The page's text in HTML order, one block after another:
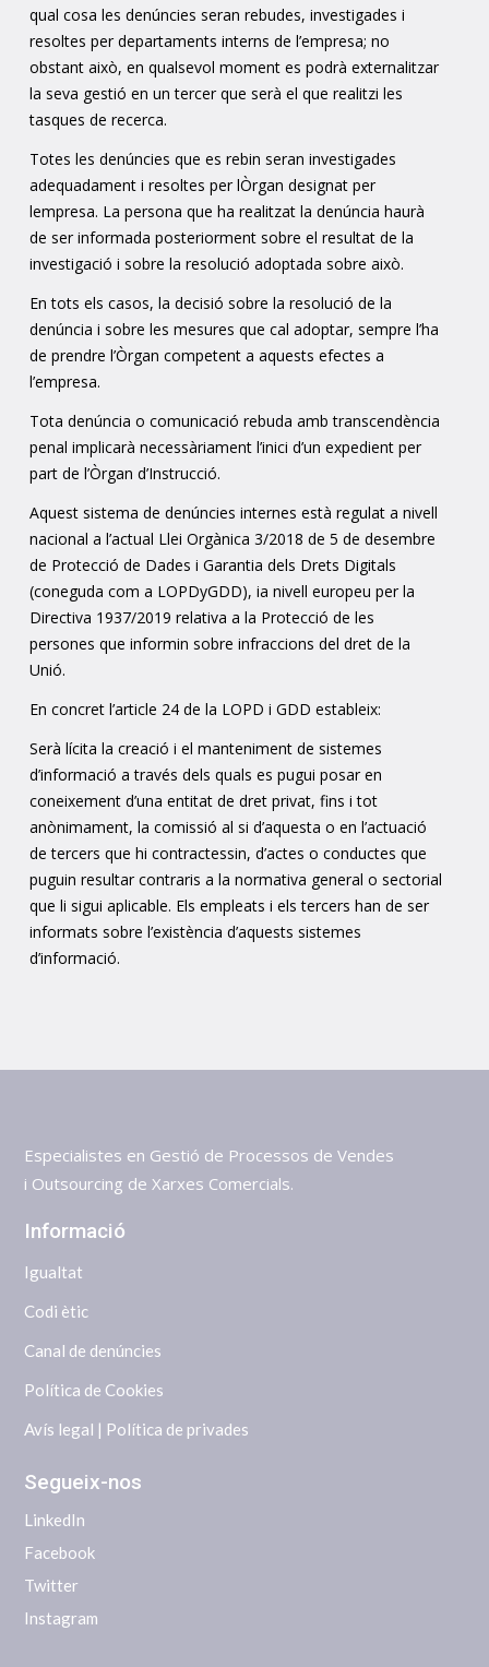
qual cosa les denúncies seran rebudes, investigades i
resoltes per departaments interns de l’empresa; no
obstant això, en qualsevol moment es podrà externalitzar
la seva gestió en un tercer que serà el que realitzi les
tasques de recerca.
Totes les denúncies que es rebin seran investigades
adequadament i resoltes per lÒrgan designat per
lempresa. La persona que ha realitzat la denúncia haurà
de ser informada posteriorment sobre el resultat de la
investigació i sobre la resolució adoptada sobre això.
En tots els casos, la decisió sobre la resolució de la
denúncia i sobre les mesures que cal adoptar, sempre l’ha
de prendre l’Òrgan competent a aquests efectes a
l’empresa.
Tota denúncia o comunicació rebuda amb transcendència
penal implicarà necessàriament l’inici d’un expedient per
part de l’Òrgan d’Instrucció.
Aquest sistema de denúncies internes està regulat a nivell
nacional a l’actual Llei Orgànica 3/2018 de 5 de desembre
de Protecció de Dades i Garantia dels Drets Digitals
(coneguda com a LOPDyGDD), ia nivell europeu per la
Directiva 1937/2019 relativa a la Protecció de les
persones que informin sobre infraccions del dret de la
Unió.
En concret l’article 24 de la LOPD i GDD estableix:
Serà lícita la creació i el manteniment de sistemes
d’informació a través dels quals es pugui posar en
coneixement d’una entitat de dret privat, fins i tot
anònimament, la comissió al si d’aquesta o en l’actuació
de tercers que hi contractessin, d’actes o conductes que
puguin resultar contraris a la normativa general o sectorial
que li sigui aplicable. Els empleats i els tercers han de ser
informats sobre l’existència d’aquests sistemes
d’informació.
Especialistes en Gestió de Processos de Vendes
i Outsourcing de Xarxes Comercials.
Informació
Igualtat
Codi ètic
Canal de denúncies
Política de Cookies
Avís legal | Política de privades
Segueix-nos
LinkedIn
Facebook
Twitter
Instagram